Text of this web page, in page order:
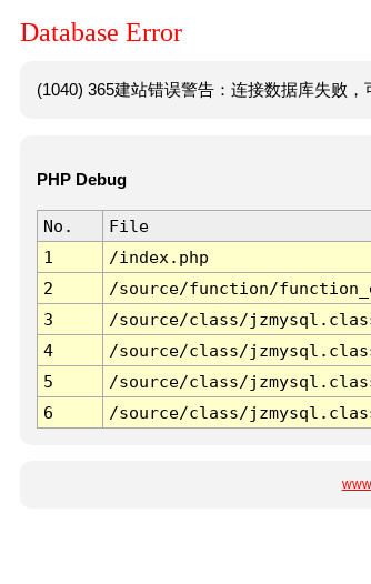
Database Error
(1040) 365建站错误警告：连接数据库失败
PHP Debug
No. File
1
/index.php
2
/source/function/
3
/source/class/
4
/source/class/
5
/source/class/
6
/source/class/